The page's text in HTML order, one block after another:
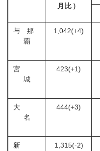
月比）
与 那
覇
1,042(+4)
宮
城
423(+1)
大
名
444(+3)
新
1,315(-2)